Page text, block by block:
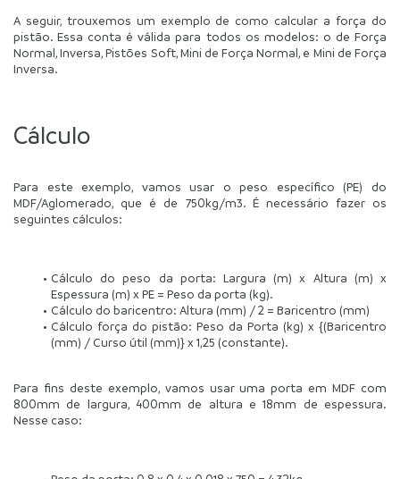
A seguir, trouxemos um exemplo de como calcular a força do
pistão. Essa conta é válida para todos os modelos: o de Força
Normal, Inversa, Pistões Soft, Mini de Força Normal, e Mini de Força
Inversa.
Cálculo
Para este exemplo, vamos usar o peso específico (PE) do
MDF/Aglomerado, que é de 750kg/m3. É necessário fazer os
seguintes cálculos:
Cálculo do peso da porta: Largura (m) x Altura (m) x
Espessura (m) x PE = Peso da porta (kg).
Cálculo do baricentro: Altura (mm) / 2 = Baricentro (mm)
Cálculo força do pistão: Peso da Porta (kg) x {(Baricentro
(mm) / Curso útil (mm)} x 1,25 (constante).
Para fins deste exemplo, vamos usar uma porta em MDF com
800mm de largura, 400mm de altura e 18mm de espessura.
Nesse caso: